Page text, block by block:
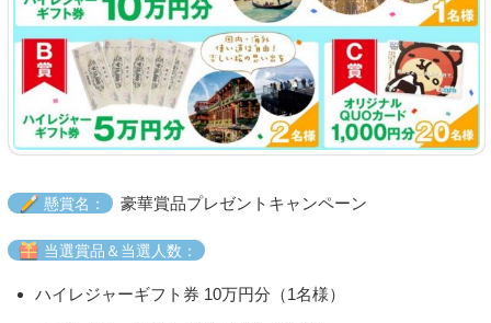
懸賞名： 豪華賞品プレゼントキャンペーン
当選賞品＆当選人数：
ハイレジャーギフト券 10万円分（1名様）